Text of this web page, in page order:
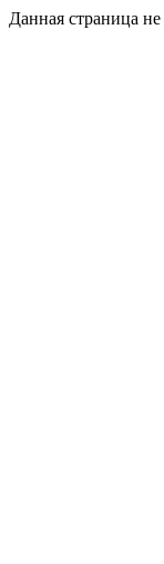
Данная страница